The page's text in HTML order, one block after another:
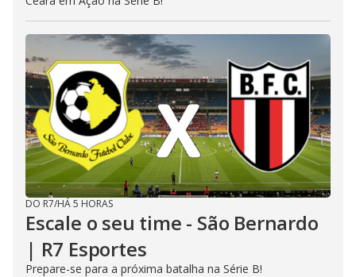
DO R7/HÁ 5 HORAS
Escale o seu time - São Bernardo
| R7 Esportes
Prepare-se para a próxima batalha na Série B!